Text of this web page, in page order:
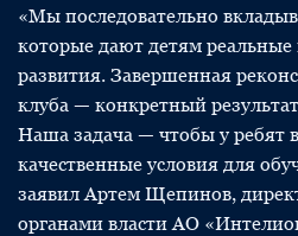
«Мы последовательно
которые дают детям
развития. Завершенная
клуба — конкретный
Наша задача — чтобы у ребят
качественные условия для
заявил Артем Щепинов,
органами власти АО